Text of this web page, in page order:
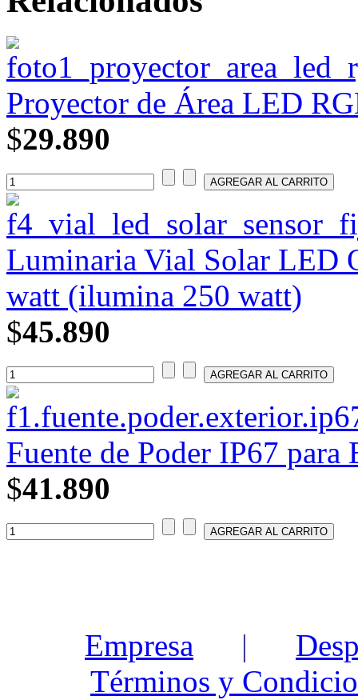
Proyector de Área LED
$29.890
Luminaria Vial Solar LED
watt (ilumina 250 watt)
$45.890
Fuente de Poder IP67
$41.890
Empresa |
Términos y